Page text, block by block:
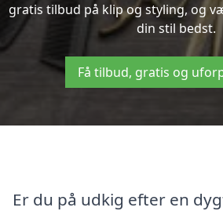
gratis tilbud på klip og styling, og
din stil bedst.
Få tilbud, gratis og
Er du på udkig efter en